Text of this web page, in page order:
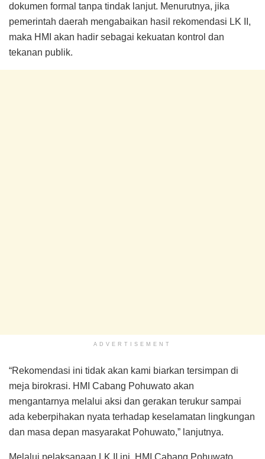
dokumen formal tanpa tindak lanjut. Menurutnya, jika
pemerintah daerah mengabaikan hasil rekomendasi LK II,
maka HMI akan hadir sebagai kekuatan kontrol dan
tekanan publik.
ADVERTISEMENT
“Rekomendasi ini tidak akan kami biarkan tersimpan di
meja birokrasi. HMI Cabang Pohuwato akan
mengantarnya melalui aksi dan gerakan terukur sampai
ada keberpihakan nyata terhadap keselamatan lingkungan
dan masa depan masyarakat Pohuwato,” lanjutnya.
Melalui pelaksanaan LK II ini, HMI Cabang Pohuwato